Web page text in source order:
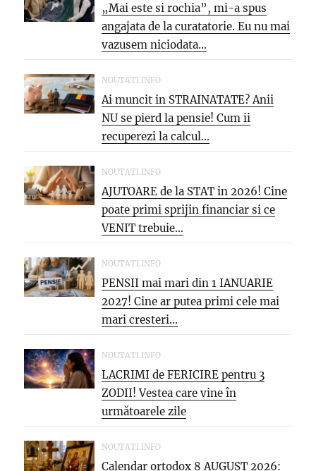
„Mai este si rochia”, mi-a spus
angajata de la curatatorie. Eu nu mai
vazusem niciodata...
NOUTATI.INFO
Ai muncit in STRAINATATE? Anii
NU se pierd la pensie! Cum ii
recuperezi la calcul...
NOUTATI.INFO
AJUTOARE de la STAT in 2026! Cine
poate primi sprijin financiar si ce
VENIT trebuie...
NOUTATI.INFO
PENSII mai mari din 1 IANUARIE
2027! Cine ar putea primi cele mai
mari cresteri...
NOUTATI.INFO
LACRIMI de FERICIRE pentru 3
ZODII! Vestea care vine în
următoarele zile
NOUTATI.INFO
Calendar ortodox 8 AUGUST 2026: